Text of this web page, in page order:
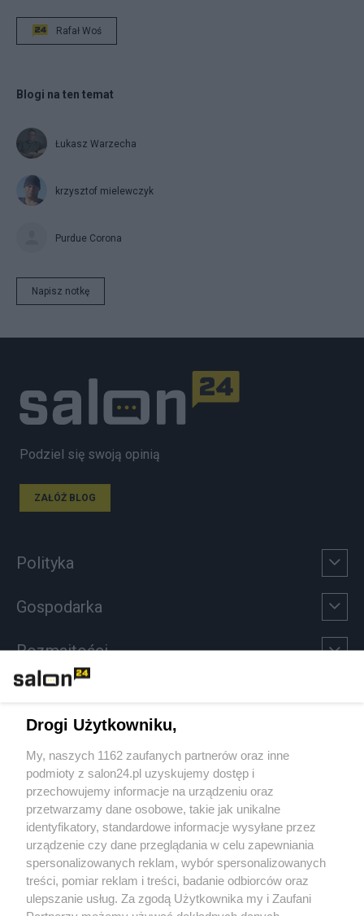
Rafał Woś
Blogi na ten temat
Łukasz Warzecha
krzysztof mielewczyk
Purdue Corona
Napisz notkę
Podziel się swoją opinią
ZAŁÓŻ BLOG
Polityka
Gospodarka
Rozmaitości
Sport
Społeczeństwo
Kultura
X Facebook Instagram Youtube
Drogi Użytkowniku,
My, naszych 1162 zaufanych partnerów oraz inne
podmioty z salon24.pl uzyskujemy dostęp i
przechowujemy informacje na urządzeniu oraz
przetwarzamy dane osobowe, takie jak unikalne
identyfikatory, standardowe informacje wysyłane przez
urządzenie czy dane przeglądania w celu zapewniania
spersonalizowanych reklam, wybór spersonalizowanych
treści, pomiar reklam i treści, badanie odbiorców oraz
ulepszanie usług. Za zgodą Użytkownika my i Zaufani